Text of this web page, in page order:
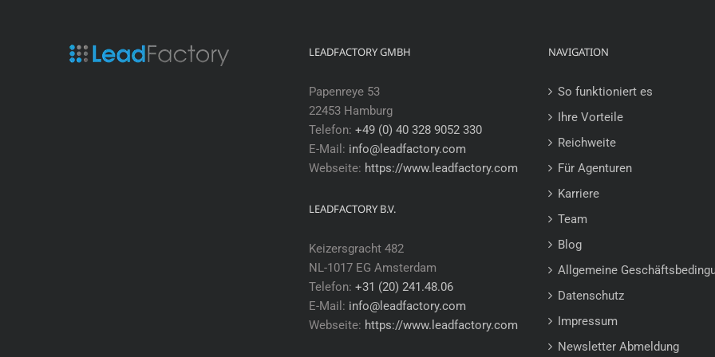
LEADFACTORY GMBH
Papenreye 53
22453 Hamburg
Telefon: +49 (0) 40 328 9052 330
E-Mail: info@leadfactory.com
Webseite: https://www.leadfactory.com
LEADFACTORY B.V.
Keizersgracht 482
NL-1017 EG Amsterdam
Telefon: +31 (20) 241.48.06
E-Mail: info@leadfactory.com
Webseite: https://www.leadfactory.com
NAVIGATION
So funktioniert es
Ihre Vorteile
Reichweite
Für Agenturen
Karriere
Team
Blog
Allgemeine
Datenschutz
Impressum
Newsletter Abmeldung